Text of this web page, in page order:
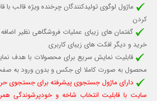
ماژول لوگوی تولیدکنندگان چرخنده ویژه قالب با
کردن
گفتمان های زیبای عملیات فروشگاهی نظیر
خرید و دیگر افکت های زیبای کاربری
قابلیت نمایش سریع برای محصولات با هدف
محصول به صورت کاملا ای جکس و بدون ورود به
دارای ماژول جستجوی پیشرفته برای جستجوی
سایت با قابلیت انتخاب شاخه و خودپرشوندگی